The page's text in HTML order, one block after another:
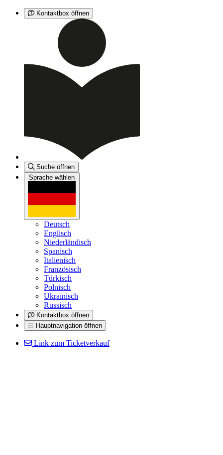
Kontaktbox öffnen
Suche öffnen
Sprache wählen
Deutsch
Englisch
Niederländisch
Spanisch
Italienisch
Französisch
Türkisch
Polnisch
Ukrainisch
Russisch
Kontaktbox öffnen
Hauptnavigation öffnen
Link zum Ticketverkauf